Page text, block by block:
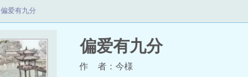
偏爱有九分
偏爱有九分
作 者：今様